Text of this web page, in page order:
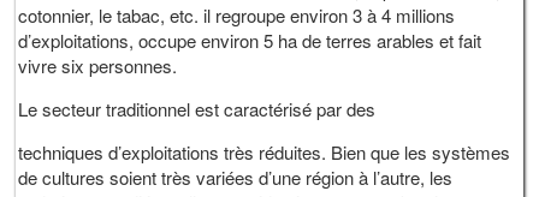
cotonnier, le tabac, etc. il regroupe environ 3 à 4 millions
d’exploitations, occupe environ 5 ha de terres arables et fait
vivre six personnes.
Le secteur traditionnel est caractérisé par des
techniques d’exploitations très réduites. Bien que les systèmes
de cultures soient très variées d’une région à l’autre, les